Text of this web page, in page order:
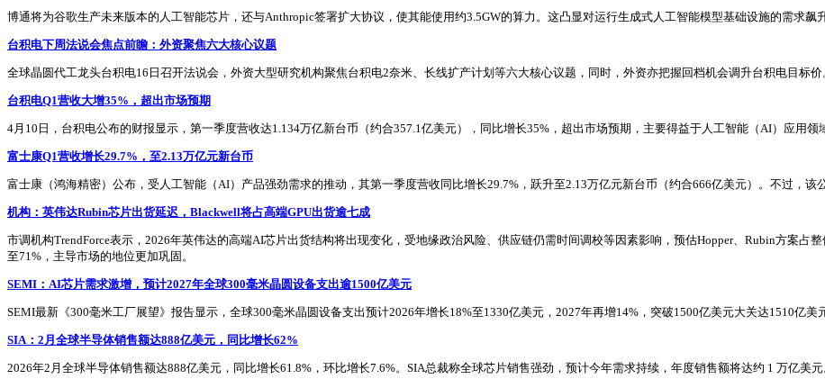
博通将为谷歌生产未来版本的人工智能芯片，还与Anthropic签署扩大协议，使其能使用约3.5GW的算力。这凸显对运行生成式人工智能模型基础设施的需求飙升
台积电下周法说会焦点前瞻：外资聚焦六大核心议题
全球晶圆代工龙头台积电16日召开法说会，外资大型研究机构聚焦台积电2奈米、长线扩产计划等六大核心议题，同时，外资亦把握回档机会调升台积电目标价
台积电Q1营收大增35%，超出市场预期
4月10日，台积电公布的财报显示，第一季度营收达1.134万亿新台币（约合357.1亿美元），同比增长35%，超出市场预期，主要得益于人工智能（AI）应用领
富士康Q1营收增长29.7%，至2.13万亿元新台币
富士康（鸿海精密）公布，受人工智能（AI）产品强劲需求的推动，其第一季度营收同比增长29.7%，跃升至2.13万亿元新台币（约合666亿美元）。不过，该
机构：英伟达Rubin芯片出货延迟，Blackwell将占高端GPU出货逾七成
市调机构TrendForce表示，2026年英伟达的高端AI芯片出货结构将出现变化，受地缘政治风险、供应链仍需时间调校等因素影响，预估Hopper、Rubin方案占
至71%，主导市场的地位更加巩固。
SEMI：AI芯片需求激增，预计2027年全球300毫米晶圆设备支出逾1500亿美元
SEMI最新《300毫米工厂展望》报告显示，全球300毫米晶圆设备支出预计2026年增长18%至1330亿美元，2027年再增14%，突破1500亿美元大关达1510亿
SIA：2月全球半导体销售额达888亿美元，同比增长62%
2026年2月全球半导体销售额达888亿美元，同比增长61.8%，环比增长7.6%。SIA总裁称全球芯片销售强劲，预计今年需求持续，年度销售额将达约 1 万亿美元